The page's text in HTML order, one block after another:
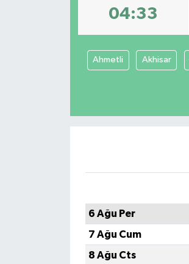
04:33
Ahmetli Akhisar
6 Ağu Per
7 Ağu Cum
8 Ağu Cts